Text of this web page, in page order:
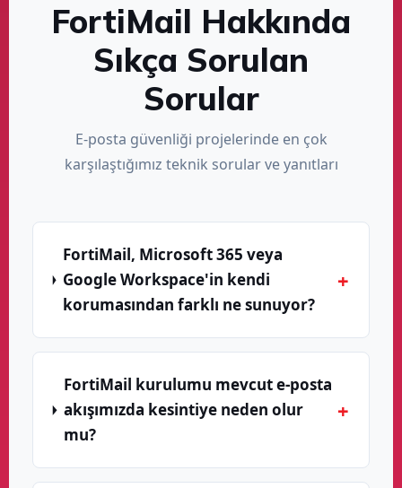
FortiMail Hakkında
Sıkça Sorulan
Sorular
E-posta güvenliği projelerinde en çok
karşılaştığımız teknik sorular ve yanıtları
FortiMail, Microsoft 365 veya
Google Workspace'in kendi
korumasından farklı ne sunuyor?
+
FortiMail kurulumu mevcut e-posta
akışımızda kesintiye neden olur
mu?
+